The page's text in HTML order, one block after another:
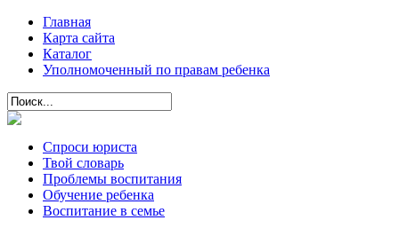
Главная
Карта сайта
Каталог
Уполномоченный по правам ребенка
Спроси юриста
Твой словарь
Проблемы воспитания
Обучение ребенка
Воспитание в семье